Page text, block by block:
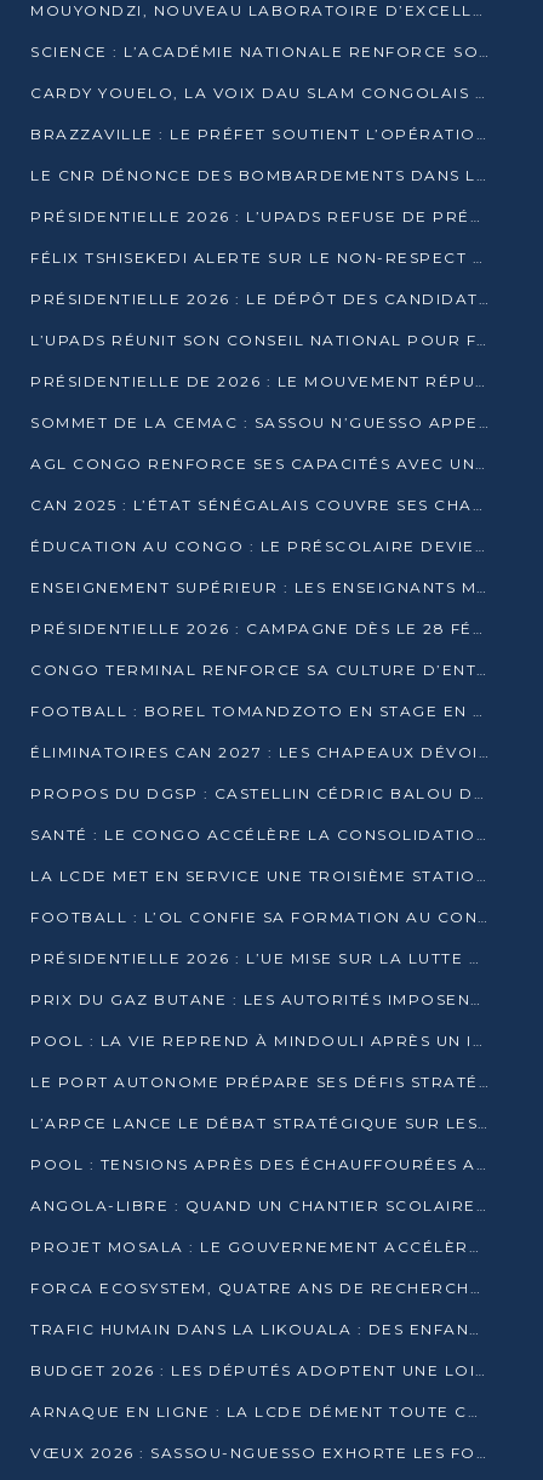
MOUYONDZI, NOUVEAU LABORATOIRE D’EXCELLENCE PÉDAGOGIQUE AVEC L’ENFICE
SCIENCE : L’ACADÉMIE NATIONALE RENFORCE SON ÉQUIPE ET TRACE SA FEUILLE DE ROUTE 2026
CARDY YOUELO, LA VOIX DAU SLAM CONGOLAIS QUI INTERPELLE LE MONDE
BRAZZAVILLE : LE PRÉFET SOUTIENT L’OPÉRATION « ZÉRO KULUNA » ET APPELLE À LA VIGILANCE CITOYENNE
LE CNR DÉNONCE DES BOMBARDEMENTS DANS LE POOL ET ACCUSE LE GOUVERNEMENT
PRÉSIDENTIELLE 2026 : L’UPADS REFUSE DE PRÉSENTER UN CANDIDAT ET DÉNONCE UN PROCESSUS NON CRÉDIBLE
FÉLIX TSHISEKEDI ALERTE SUR LE NON-RESPECT DES ENGAGEMENTS DE PAIX APRÈS SA RENCONTRE AVEC D. SASSOU-NGUESSO
PRÉSIDENTIELLE 2026 : LE DÉPÔT DES CANDIDATURES OUVERT DU 29 JANVIER AU 12 FÉVRIER
L’UPADS RÉUNIT SON CONSEIL NATIONAL POUR FIXER SA LIGNE POLITIQUE À DEUX MOIS DE LA PRÉSIDENTIELLE
PRÉSIDENTIELLE DE 2026 : LE MOUVEMENT RÉPUBLICAIN DÉNONCE UNE CONVOCATION ÉLECTORALE « OPAQUE ET PRÉCIPITÉE »
SOMMET DE LA CEMAC : SASSOU N’GUESSO APPELLE À LA VIGILANCE FACE AUX RISQUES ÉCONOMIQUES
AGL CONGO RENFORCE SES CAPACITÉS AVEC UNE GRUE DE 250 TONNES
CAN 2025 : L’ÉTAT SÉNÉGALAIS COUVRE SES CHAMPIONS D’AFRIQUE DE RÉCOMPENSES EXCEPTIONNELLES
ÉDUCATION AU CONGO : LE PRÉSCOLAIRE DEVIENT OBLIGATOIRE, LE BTS CONSACRÉ DIPLÔME D’ÉTAT
ENSEIGNEMENT SUPÉRIEUR : LES ENSEIGNANTS MAINTIENNENT LA GRÈVE ET EXIGENT UN ACCORD ÉCRIT AVEC L’ÉTAT
PRÉSIDENTIELLE 2026 : CAMPAGNE DÈS LE 28 FÉVRIER, SCRUTIN LES 12 ET 15 MARS
CONGO TERMINAL RENFORCE SA CULTURE D’ENTREPRISE AVEC LE PROGRAMME « WIN TOGETHER »
FOOTBALL : BOREL TOMANDZOTO EN STAGE EN ESPAGNE AVEC POLISSYA FC
ÉLIMINATOIRES CAN 2027 : LES CHAPEAUX DÉVOILÉS, LE CONGO FIXÉ SUR SON SORT
PROPOS DU DGSP : CASTELLIN CÉDRIC BALOU DÉNONCE DES PROPOS INTIMIDANTS
SANTÉ : LE CONGO ACCÉLÈRE LA CONSOLIDATION DE L’OFFRE DE SOINS
LA LCDE MET EN SERVICE UNE TROISIÈME STATION D’EAU POTABLE À MFILOU
FOOTBALL : L’OL CONFIE SA FORMATION AU CONGOLAIS CHRISTIAN BASSILA
PRÉSIDENTIELLE 2026 : L’UE MISE SUR LA LUTTE CONTRE LA DÉSINFORMATION
PRIX DU GAZ BUTANE : LES AUTORITÉS IMPOSENT LE RESPECT DES PRIX RÉGLEMENTÉS
POOL : LA VIE REPREND À MINDOULI APRÈS UN INCIDENT ARMÉ SUR LA RN1
LE PORT AUTONOME PRÉPARE SES DÉFIS STRATÉGIQUES DE 2026
L’ARPCE LANCE LE DÉBAT STRATÉGIQUE SUR LES DONNÉES, L’IA ET LA FINANCE NUMÉRIQUE AU CONGO
POOL : TENSIONS APRÈS DES ÉCHAUFFOURÉES ARMÉES ENTRE DGSP ET EX-MILICIENS NINJA
ANGOLA-LIBRE : QUAND UN CHANTIER SCOLAIRE DEVIENT LE MIROIR D’UN CONGO EN MOUVEMENT
PROJET MOSALA : LE GOUVERNEMENT ACCÉLÈRE L’INSERTION DES JEUNES EN 2026
FORCA ECOSYSTEM, QUATRE ANS DE RECHERCHE DE TERRAIN AVANT UN LANCEMENT OFFICIEL EN 2026
TRAFIC HUMAIN DANS LA LIKOUALA : DES ENFANTS AUTOCHTONES RÉDUITS AU TRAVAIL FORCÉ
BUDGET 2026 : LES DÉPUTÉS ADOPTENT UNE LOI DES FINANCES DE PLUS DE 2500 MILLIARDS FCFA
ARNAQUE EN LIGNE : LA LCDE DÉMENT TOUTE CAMPAGNE DE RECRUTEMENT
VŒUX 2026 : SASSOU-NGUESSO EXHORTE LES FORCES VIVES À RENFORCER L’UNITÉ